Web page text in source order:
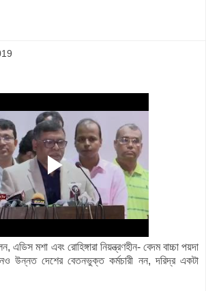
এডিস মশা এবং রোহিঙ্গারা নিয়ন্ত্রণহীন- বেদম বাচ্চা পয়দা
উন্নত দেশের বেতনভুক্ত কর্মচারী নন, দরিদ্র একটা